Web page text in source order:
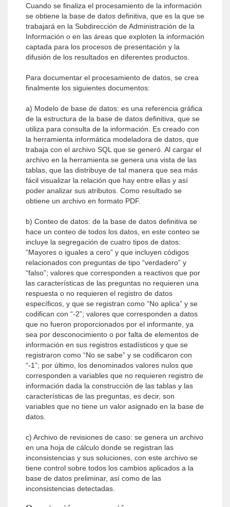
Cuando se finaliza el procesamiento de la información
se obtiene la base de datos definitiva, que es la que se
trabajará en la Subdirección de Administración de la
Información o en las áreas que exploten la información
captada para los procesos de presentación y la
difusión de los resultados en diferentes productos.
Para documentar el procesamiento de datos, se crea
finalmente los siguientes documentos:
a) Modelo de base de datos: es una referencia gráfica
de la estructura de la base de datos definitiva, que se
utiliza para consulta de la información. Es creado con
la herramienta informática modeladora de datos, que
trabaja con el archivo SQL que se generó. Al cargar el
archivo en la herramienta se genera una vista de las
tablas, que las distribuye de tal manera que sea más
fácil visualizar la relación que hay entre ellas y así
poder analizar sus atributos. Como resultado se
obtiene un archivo en formato PDF.
b) Conteo de datos: de la base de datos definitiva se
hace un conteo de todos los datos, en este conteo se
incluye la segregación de cuatro tipos de datos:
“Mayores o iguales a cero” y que incluyen códigos
relacionados con preguntas de tipo “verdadero” y
“falso”; valores que corresponden a reactivos que por
las características de las preguntas no requieren una
respuesta o no requieren el registro de datos
específicos, y que se registran como “No aplica” y se
codifican con “-2”; valores que corresponden a datos
que no fueron proporcionados por el informante, ya
sea por desconocimiento o por falta de elementos de
información en sus registros estadísticos y que se
registraron como “No se sabe” y se codificaron con
“-1”; por último, los denominados valores nulos que
corresponden a variables que no requieren registro de
información dada la construcción de las tablas y las
características de las preguntas, es decir, son
variables que no tiene un valor asignado en la base de
datos.
c) Archivo de revisiones de caso: se genera un archivo
en una hoja de cálculo donde se registran las
inconsistencias y sus soluciones, con este archivo se
tiene control sobre todos los cambios aplicados a la
base de datos preliminar, así como de las
inconsistencias detectadas.